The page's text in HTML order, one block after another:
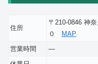
住所
〒210-0846 神
０
MAP
営業時間
―